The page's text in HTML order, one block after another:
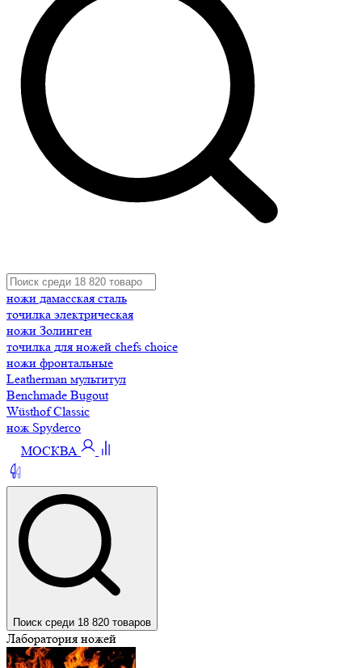
ножи дамасская сталь
точилка электрическая
ножи Золинген
точилка для ножей chefs choice
ножи фронтальные
Leatherman мультитул
Benchmade Bugout
Wüsthof Classic
нож Spyderco
МОСКВА
Поиск среди 18 820 товаров
Лаборатория ножей